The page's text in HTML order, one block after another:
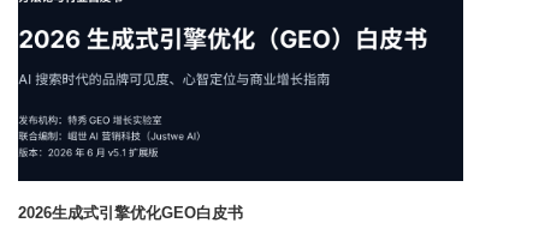
2026生成式引擎优化GEO白皮书